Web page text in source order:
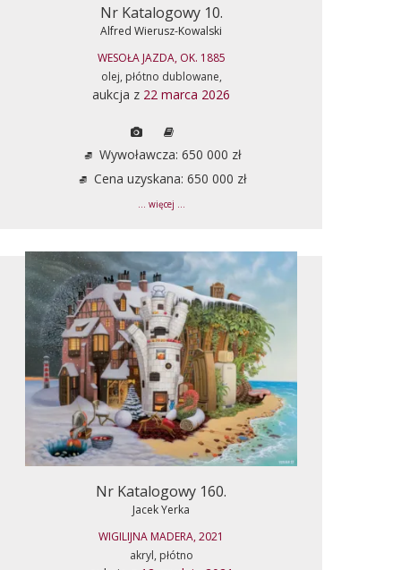
Nr Katalogowy 10.
Alfred Wierusz-Kowalski
WESOŁA JAZDA, OK. 1885
olej, płótno dublowane,
aukcja z 22 marca 2026
Wywoławcza: 650 000 zł
Cena uzyskana: 650 000 zł
... więcej ...
Nr Katalogowy 160.
Jacek Yerka
WIGILIJNA MADERA, 2021
akryl, płótno